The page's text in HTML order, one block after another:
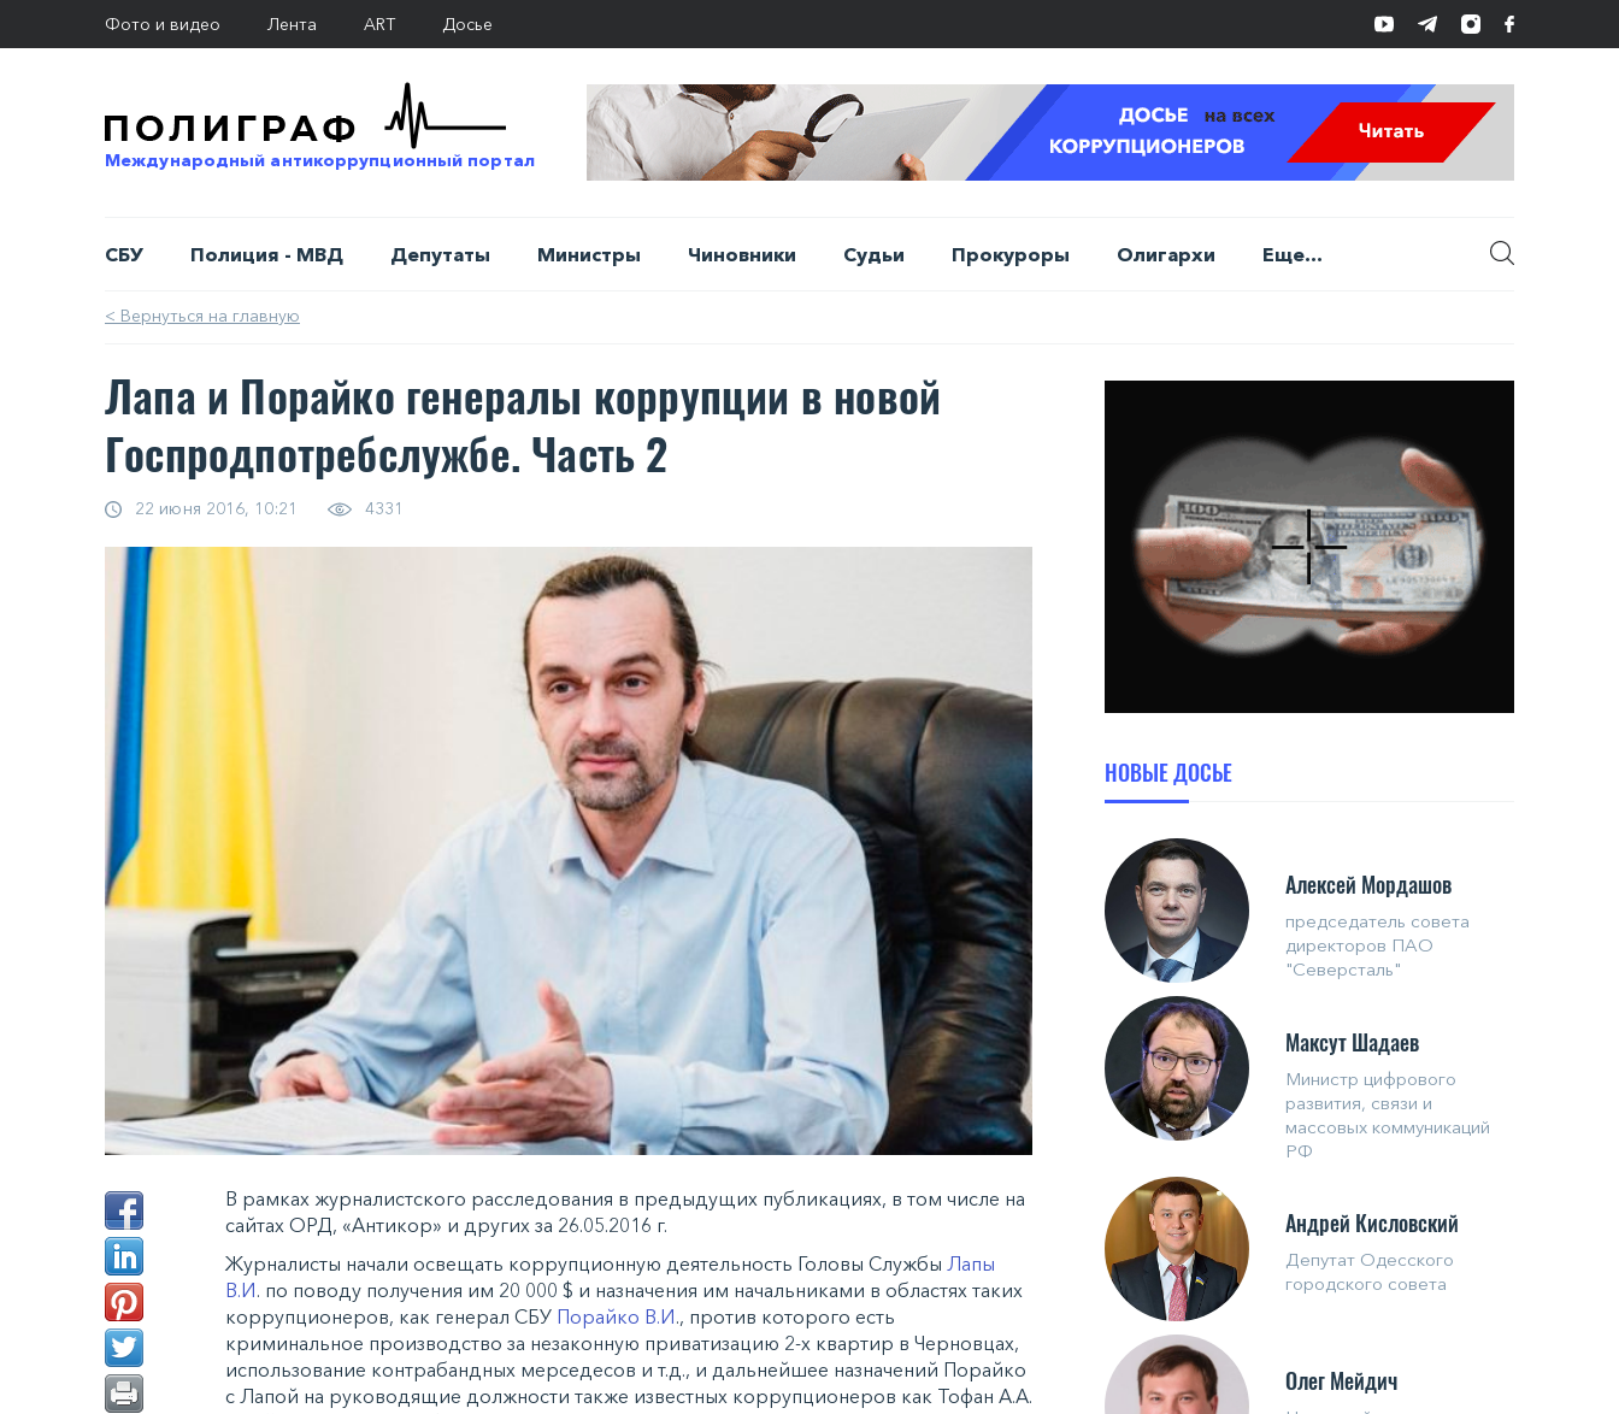
Фото и видео Лента ART Досье
Международный антикоррупционный портал
СБУ Полиция - МВД Депутаты Министры Чиновники Судьи Прокуроры Олигархи Еще...
< Вернуться на главную
Лапа и Порайко генералы коррупции в новой
Госпродпотребслужбе. Часть 2
22 июня 2016, 10:21 4331
В рамках журналистского расследования в предыдущих публикациях, в том числе на
сайтах ОРД, «Антикор» и других за 26.05.2016 г.
Журналисты начали освещать коррупционную деятельность Головы Службы Лапы
В.И. по поводу получения им 20 000 $ и назначения им начальниками в областях таких
коррупционеров, как генерал СБУ Порайко В.И., против которого есть
криминальное производство за незаконную приватизацию 2-х квартир в Черновцах,
использование контрабандных мерседесов и т.д., и дальнейшее назначений Порайко
с Лапой на руководящие должности также известных коррупционеров как Тофан А.А.
НОВЫЕ ДОСЬЕ
Алексей Мордашов
председатель совета
директоров ПАО
"Северсталь"
Максут Шадаев
Министр цифрового
развития, связи и
массовых коммуникаций
РФ
Андрей Кисловский
Депутат Одесского
городского совета
Олег Мейдич